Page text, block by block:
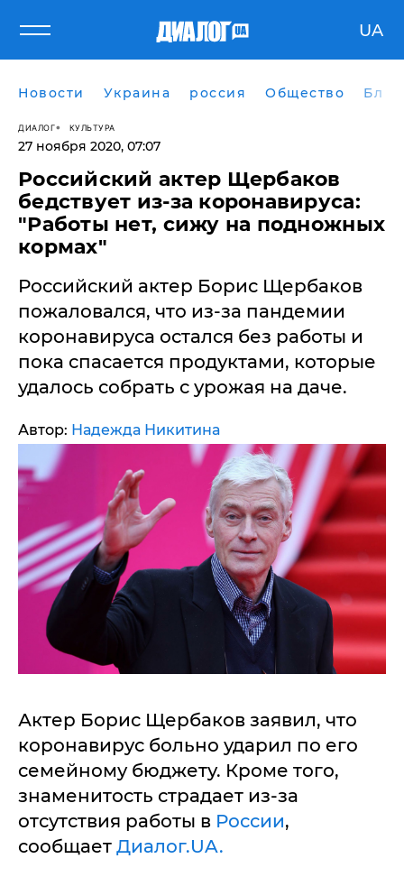
UA
Новости Украина россия Общество
ДИАЛОГ КУЛЬТУРА
27 ноября 2020, 07:07
Российский актер Щербаков
бедствует из-за коронавируса:
"Работы нет, сижу на подножных
кормах"
Российский актер Борис Щербаков
пожаловался, что из-за пандемии
коронавируса остался без работы и
пока спасается продуктами, которые
удалось собрать с урожая на даче.
Автор: Надежда Никитина
Актер Борис Щербаков заявил, что
коронавирус больно ударил по его
семейному бюджету. Кроме того,
знаменитость страдает из-за
отсутствия работы в России,
сообщает Диалог.UA.